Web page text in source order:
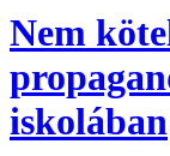
Nem
iskolában